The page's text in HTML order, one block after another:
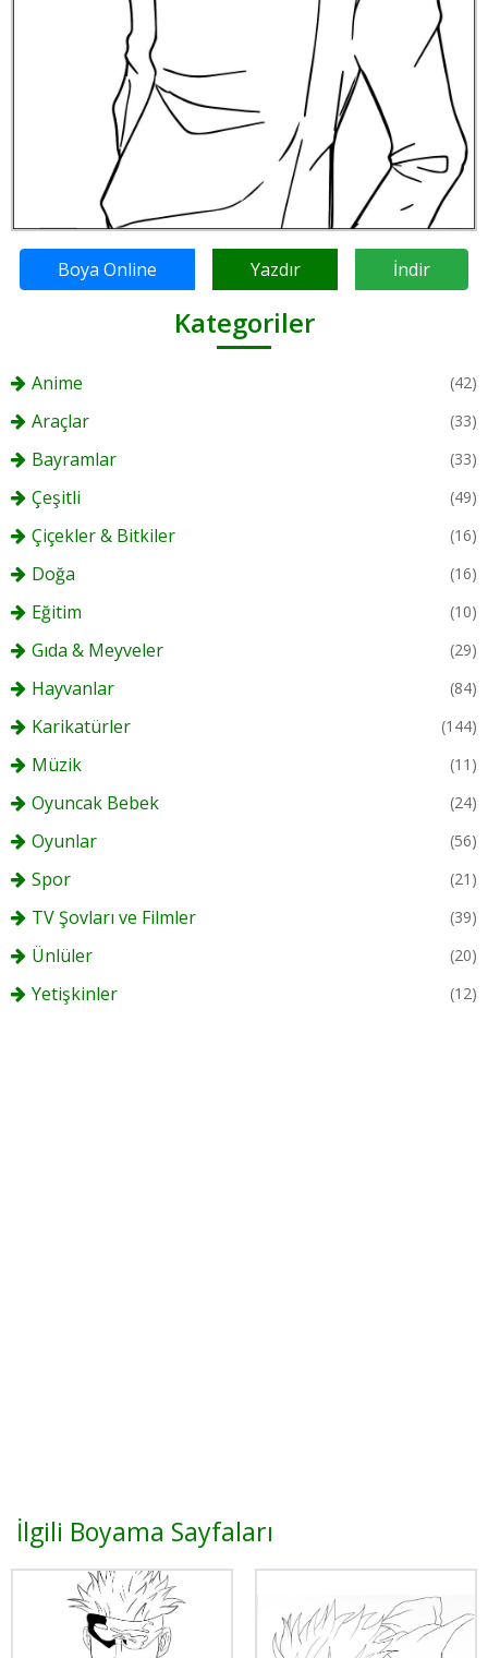
Boya Online Yazdır İndir
Kategoriler
Anime (42)
Araçlar (33)
Bayramlar (33)
Çeşitli (49)
Çiçekler & Bitkiler (16)
Doğa (16)
Eğitim (10)
Gıda & Meyveler (29)
Hayvanlar (84)
Karikatürler (144)
Müzik (11)
Oyuncak Bebek (24)
Oyunlar (56)
Spor (21)
TV Şovları ve Filmler (39)
Ünlüler (20)
Yetişkinler (12)
İlgili Boyama Sayfaları